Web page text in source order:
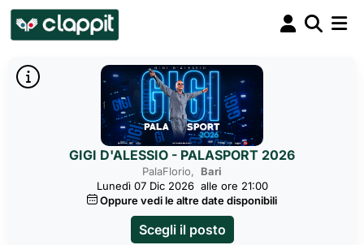
GIGI D'ALESSIO - PALASPORT 2026
PalaFlorio, Bari
Lunedì 07 Dic 2026 alle ore 21:00
Oppure vedi le altre date disponibili
Scegli il posto